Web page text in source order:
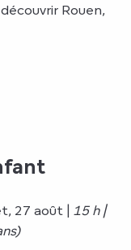
Rouen,
27 août | 15 h |